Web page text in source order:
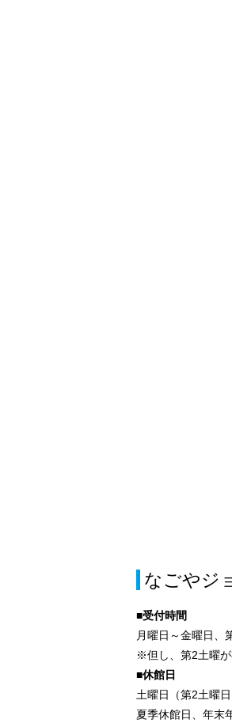
なごやジ
■受付時間
月曜日～金曜日、
※但し、第2土曜
■休館日
土曜日（第2土曜
夏季休館日、年末